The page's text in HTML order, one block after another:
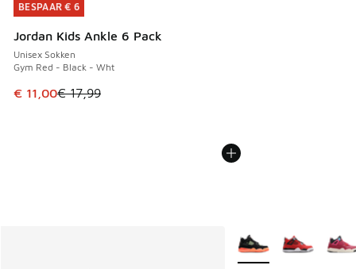
BESPAAR € 6
Jordan Kids Ankle 6 Pack
Unisex Sokken
Gym Red - Black - Wht
Dit artikel is in de uitverkoop. Dit artikel is in de
€ 11,00€ 17,99
BESPAAR € 6
Meer kleuren